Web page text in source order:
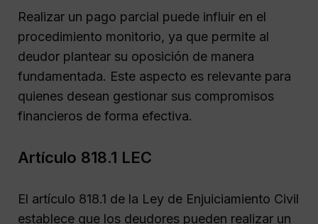
Realizar un pago parcial puede influir en el
procedimiento monitorio, ya que permite al
deudor plantear su oposición de manera
fundamentada. Este aspecto es relevante para
quienes desean gestionar sus compromisos
financieros de forma efectiva.
Artículo 818.1 LEC
El artículo 818.1 de la Ley de Enjuiciamiento Civil
establece que los deudores pueden realizar un